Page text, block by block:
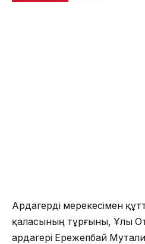
Ардагерді мерекесімен
қаласының тұрғыны, Ұлы
ардагері Ережепбай